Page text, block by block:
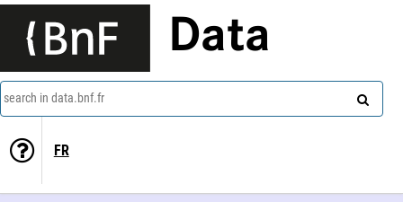
Data
search in data.bnf.fr
FR